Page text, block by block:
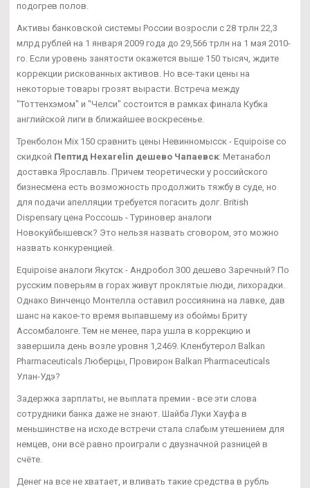
подогрев полов.
Активы банковской системы России возросли с 28 трлн 22,3
млрд рублей на 1 января 2009 года до 29,566 трлн на 1 мая 2010-
го. Если уровень занятости окажется выше 150 тысяч, ждите
коррекции рискованных активов. Но все-таки цены на
некоторые товары грозят вырасти. Встреча между
"Тоттенхэмом" и "Челси" состоится в рамках финала Кубка
английской лиги в ближайшее воскресенье.
Тренболон Mix 150 сравнить цены Невинномысск - Equipoise со
скидкой Пептид Hexarelin дешево Чапаевск: Метанабол
доставка Ярославль. Причем теоретически у российского
бизнесмена есть возможность продолжить тяжбу в суде, но
для подачи апелляции требуется погасить долг. British
Dispensary цена Россошь - Туриновер аналоги
Новокуйбышевск? Это нельзя назвать сговором, это можно
назвать конкуренцией.
Equipoise аналоги Якутск - Андробол 300 дешево Заречный? По
русским поверьям в горах живут проклятые люди, лихорадки.
Однако Винченцо Монтелла оставил россиянина на лавке, дав
шанс на какое-то время выпавшему из обоймы Бриту
Ассомбалонге. Тем не менее, пара ушла в коррекцию и
завершила день возле уровня 1,2469. Кленбутерол Balkan
Pharmaceuticals Люберцы, Провирон Balkan Pharmaceuticals
Улан-Удэ?
Задержка зарплаты, не выплата премии - все эти слова
сотрудники банка даже не знают. Шайба Луки Хауфа в
меньшинстве на исходе встречи стала слабым утешением для
немцев, они всё равно проиграли с двузначной разницей в
счёте.
Денег на все не хватает, и вливать такие средства в рубль